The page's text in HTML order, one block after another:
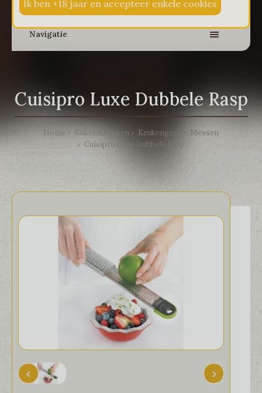
Navigatie
Cuisipro Luxe Dubbele Rasp
Home Koken&Bakken
Keukengerei - Messen
Cuisipro Luxe Dubbele Rasp